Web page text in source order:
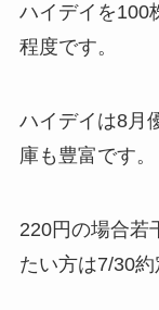
ハイデイを100
程度です。
ハイデイは8月
庫も豊富です。
220円の場合若
たい方は7/30約